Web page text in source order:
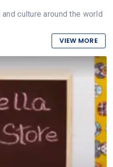
culture around the world
VIEW MORE